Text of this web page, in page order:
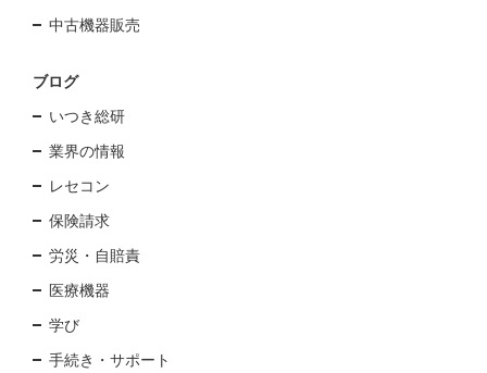
中古機器販売
ブログ
いつき総研
業界の情報
レセコン
保険請求
労災・自賠責
医療機器
学び
手続き・サポート